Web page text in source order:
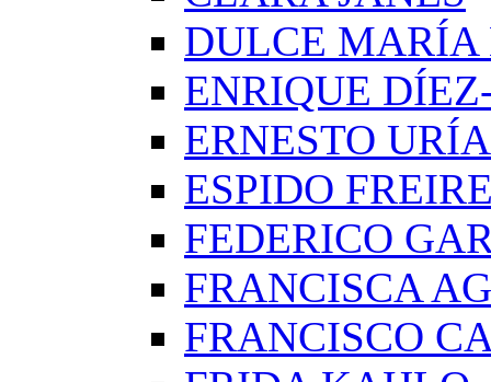
DULCE
ENRIQUE
ERNESTO URÍA
ESPIDO
FEDERICO
FRANCISCA
FRANCISCO